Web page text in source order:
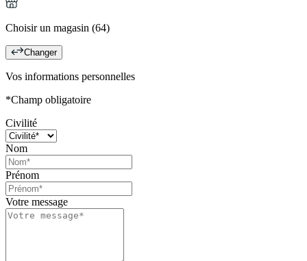
Choisir un magasin (64)
Changer
Vos informations personnelles
*Champ obligatoire
Civilité
Nom
Prénom
Votre message